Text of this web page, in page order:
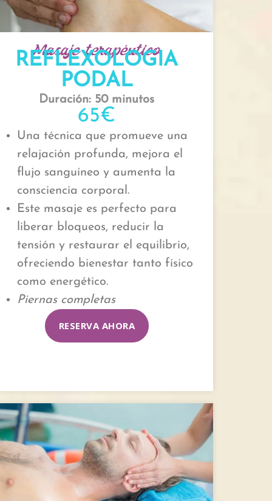
Masaje terapéutico
REFLEXOLOGIA
PODAL
Duración: 50 minutos
65€
Una técnica que promueve una
relajación profunda, mejora el
flujo sanguíneo y aumenta la
consciencia corporal.
Este masaje es perfecto para
liberar bloqueos, reducir la
tensión y restaurar el equilibrio,
ofreciendo bienestar tanto físico
como energético.
Piernas completas
RESERVA AHORA